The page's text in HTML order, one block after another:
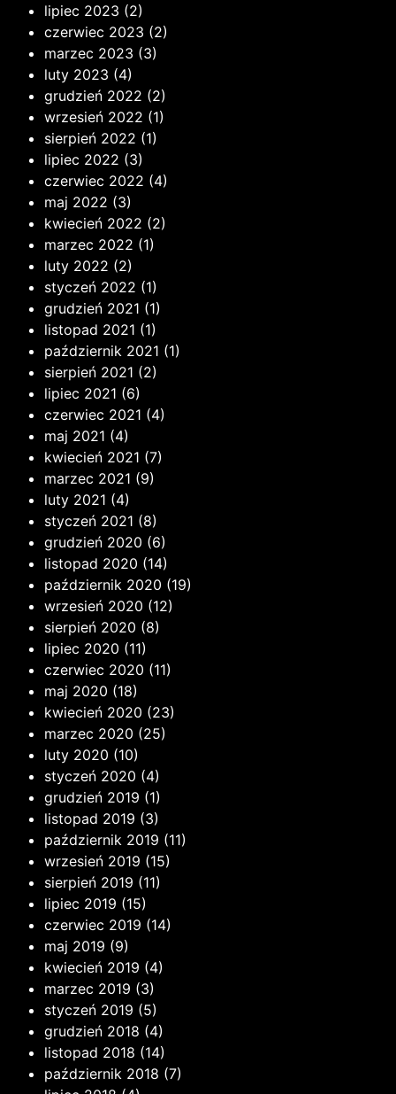
lipiec 2023 (2)
czerwiec 2023 (2)
marzec 2023 (3)
luty 2023 (4)
grudzień 2022 (2)
wrzesień 2022 (1)
sierpień 2022 (1)
lipiec 2022 (3)
czerwiec 2022 (4)
maj 2022 (3)
kwiecień 2022 (2)
marzec 2022 (1)
luty 2022 (2)
styczeń 2022 (1)
grudzień 2021 (1)
listopad 2021 (1)
październik 2021 (1)
sierpień 2021 (2)
lipiec 2021 (6)
czerwiec 2021 (4)
maj 2021 (4)
kwiecień 2021 (7)
marzec 2021 (9)
luty 2021 (4)
styczeń 2021 (8)
grudzień 2020 (6)
listopad 2020 (14)
październik 2020 (19)
wrzesień 2020 (12)
sierpień 2020 (8)
lipiec 2020 (11)
czerwiec 2020 (11)
maj 2020 (18)
kwiecień 2020 (23)
marzec 2020 (25)
luty 2020 (10)
styczeń 2020 (4)
grudzień 2019 (1)
listopad 2019 (3)
październik 2019 (11)
wrzesień 2019 (15)
sierpień 2019 (11)
lipiec 2019 (15)
czerwiec 2019 (14)
maj 2019 (9)
kwiecień 2019 (4)
marzec 2019 (3)
styczeń 2019 (5)
grudzień 2018 (4)
listopad 2018 (14)
październik 2018 (7)